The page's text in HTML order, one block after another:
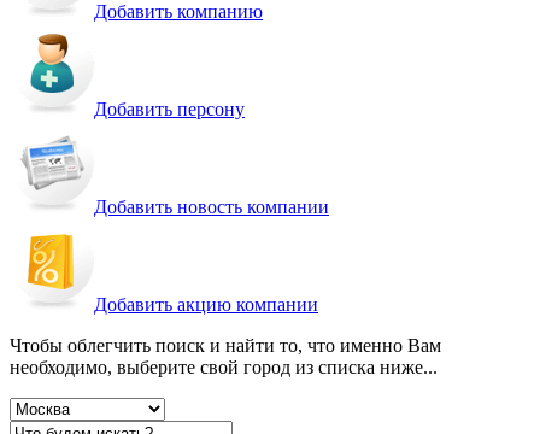
Добавить компанию
Добавить персону
Добавить новость компании
Добавить акцию компании
Чтобы облегчить поиск и найти то, что именно Вам
необходимо, выберите свой город из списка ниже...